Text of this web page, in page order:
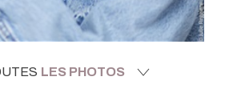
LES PHOTOS